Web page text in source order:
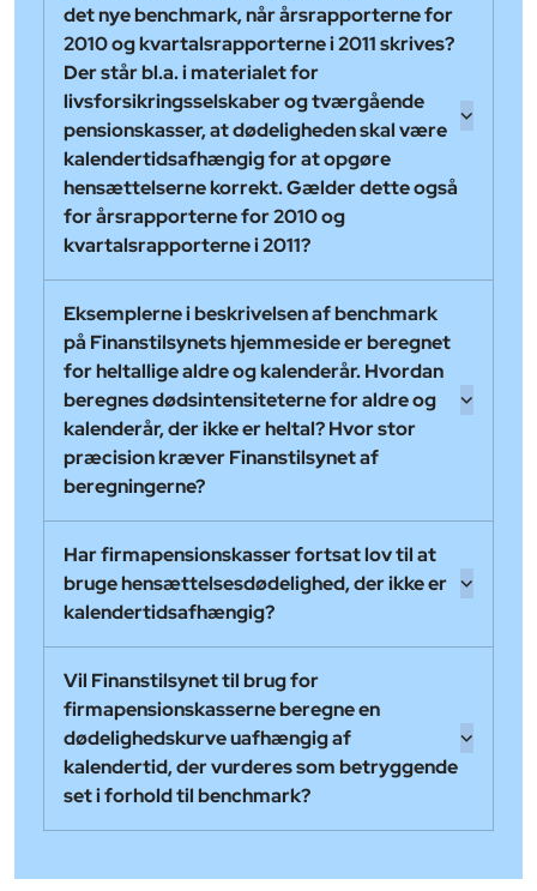
det nye benchmark, når årsrapporterne for
2010 og kvartalsrapporterne i 2011 skrives?
Der står bl.a. i materialet for
livsforsikringsselskaber og tværgående
pensionskasser, at dødeligheden skal være
kalendertidsafhængig for at opgøre
hensættelserne korrekt. Gælder dette også
for årsrapporterne for 2010 og
kvartalsrapporterne i 2011?
Eksemplerne i beskrivelsen af benchmark
på Finanstilsynets hjemmeside er beregnet
for heltallige aldre og kalenderår. Hvordan
beregnes dødsintensiteterne for aldre og
kalenderår, der ikke er heltal? Hvor stor
præcision kræver Finanstilsynet af
beregningerne?
Har firmapensionskasser fortsat lov til at
bruge hensættelsesdødelighed, der ikke er
kalendertidsafhængig?
Vil Finanstilsynet til brug for
firmapensionskasserne beregne en
dødelighedskurve uafhængig af
kalendertid, der vurderes som betryggende
set i forhold til benchmark?